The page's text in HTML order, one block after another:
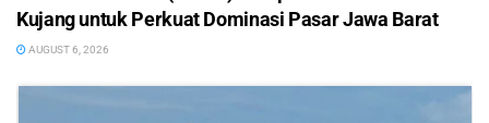
Kujang untuk Perkuat Dominasi Pasar Jawa Barat
AUGUST 6, 2026